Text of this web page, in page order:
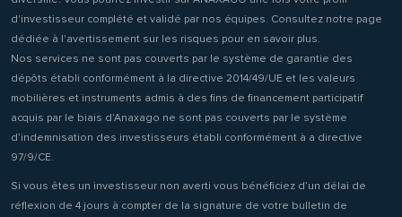
d'investisseur complété et validé par nos équipes. Consultez notre page
dédiée à l'avertissement sur les risques pour en savoir plus.
Nos services ne sont pas couverts par le système de garantie des
dépôts établi conformément à la directive 2014/49/UE et les valeurs
mobilières et instruments admis à des fins de financement participatif
acquis par le biais d’Anaxago ne sont pas couverts par le système
d’indemnisation des investisseurs établi conformément à a directive
97/9/CE.
Si vous êtes un investisseur non averti vous bénéficiez d’un délai de
réflexion de 4 jours à compter de la signature de votre bulletin de